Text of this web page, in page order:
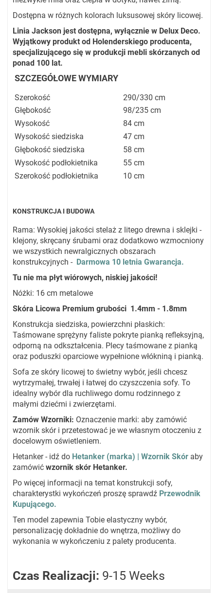
Dostępna w różnych kolorach luksusowej skóry licowej.
Linia Jackson jest dostępna, wyłącznie w Delux Deco.
Wyjątkowy produkt od Holenderskiego producenta,
specjalizującego się w produkcji mebli skórzanych od
ponad 100 lat.
SZCZEGÓŁOWE WYMIARY
Szerokość
290/330 cm
Głębokość
98/235 cm
Wysokość
84 cm
Wysokość siedziska
47 cm
Głębokość siedziska
58 cm
Wysokość podłokietnika
55 cm
Szerokość podłokietnika
10 cm
KONSTRUKCJA I BUDOWA
Rama: Wysokiej jakości stelaż z litego drewna i sklejki -
klejony, skręcany śrubami oraz dodatkowo wzmocniony
we wszystkich newralgicznych obszarach
konstrukcyjnych - Darmowa 10 letnia Gwarancja.
Tu nie ma płyt wiórowych, niskiej jakości!
Nóżki: 16 cm metalowe
Skóra Licowa Premium grubości 1.4mm - 1.8mm
Konstrukcja siedziska, powierzchni płaskich:
Taśmowane sprężyny faliste pokryte pianką refleksyjną,
odporną na odkształcenia. Plecy taśmowane z pianką
oraz poduszki oparciowe wypełnione włókniną i pianką.
Sofa ze skóry licowej to świetny wybór, jeśli chcesz
wytrzymałej, trwałej i łatwej do czyszczenia sofy. To
idealny wybór dla ruchliwego domu rodzinnego z
małymi dziećmi i zwierzętami.
Zamów Wzorniki: Oznaczenie marki: aby zamówić
wzornik skór i przetestować je we własnym otoczeniu z
docelowym oświetleniem.
Hetanker - idź do Hetanker (marka) | Wzornik Skór aby
zamówić wzornik skór Hetanker.
Po więcej informacji na temat konstrukcji sofy,
charakterystki wykończeń proszę sprawdź Przewodnik
Kupującego.
Ten model zapewnia Tobie elastyczny wybór,
personalizację dokładnie do wnętrza, możliwy do
wykonania w wykończeniu z palety producenta.
Czas Realizacji: 9-15 Weeks